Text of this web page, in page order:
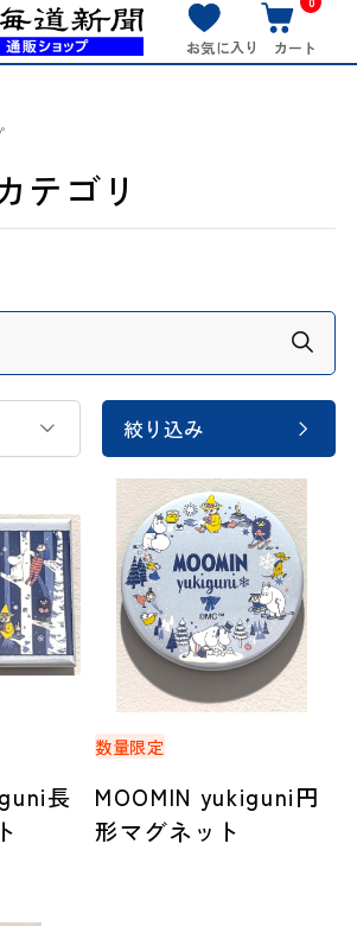
お気に入り カート
テゴリ
絞り込み
長
数量限定
MOOMIN yukiguni円
形マグネット